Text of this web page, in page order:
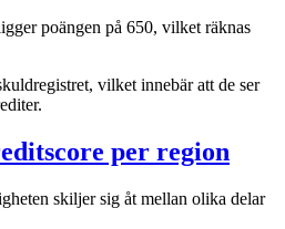
poängen på 650, vilket räknas
vilket innebär att de ser
per region
skiljer sig åt mellan olika delar